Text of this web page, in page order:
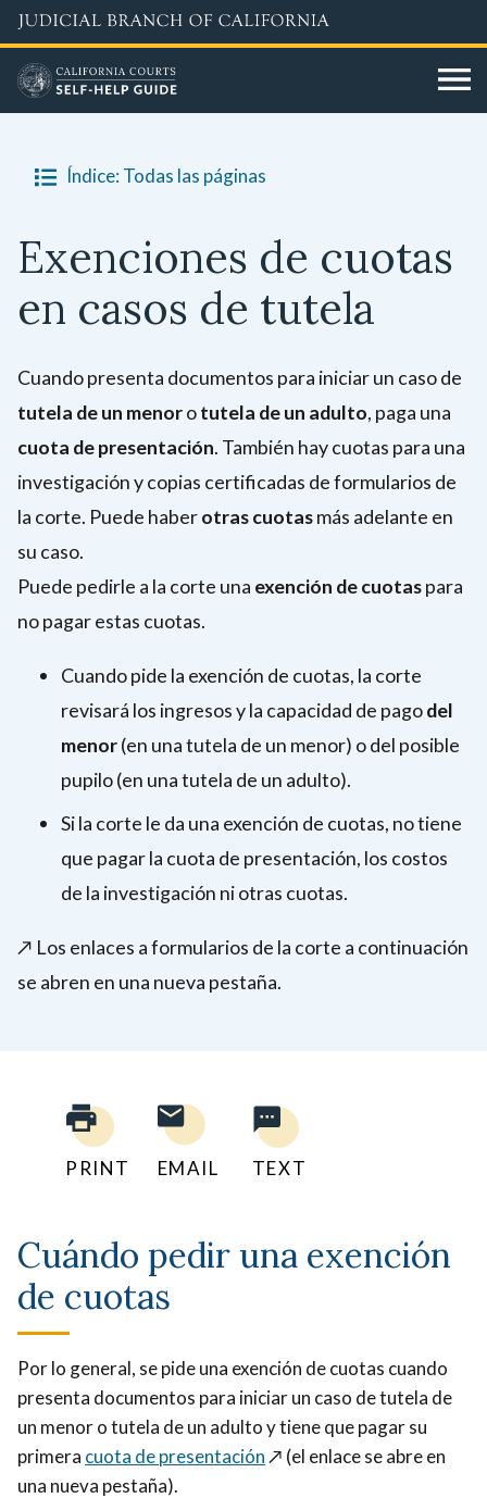
Skip
to
main
content
Índice: Todas las páginas
Exenciones de cuotas
en casos de tutela
Cuando presenta documentos para iniciar un caso de
tutela de un menorotutela de un adulto, paga una
cuota de presentación. También hay cuotas para una
investigación y copias certificadas de formularios de
la corte. Puede haberotras cuotasmás adelante en
su caso.
Puede pedirle a la corte una exención de cuotaspara
no pagar estas cuotas.
Cuando pide la exención de cuotas, la corte
revisará los ingresos y la capacidad de pagodel
menor(en una tutela de un menor) o del posible
pupilo (en una tutela de un adulto).
Si la corte le da una exención de cuotas, no tiene
que pagar la cuota de presentación, los costos
de la investigación ni otras cuotas.
↗️ Los enlaces a formularios de la corte a continuación
se abren en una nueva pestaña.
PRINT EMAIL TEXT
Cuándo pedir una exención
de cuotas
Por lo general, se pide una exención de cuotas cuando
presenta documentos para iniciar un caso de tutela de
un menor o tutela de un adulto y tiene que pagar su
primera cuota de presentación↗️ (el enlace se abre en
una nueva pestaña).